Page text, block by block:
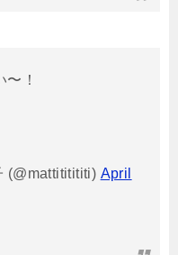
！
(@mattititititi) April